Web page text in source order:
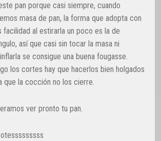
pan porque casi siempre, cuando
masa de pan, la forma que adopta con
facilidad al estirarla un poco es la de
así que casi sin tocar la masa ni
se consigue una buena fougasse.
los cortes hay que hacerlos bien holgados
que la cocción no los cierre.
ver pronto tu pan.